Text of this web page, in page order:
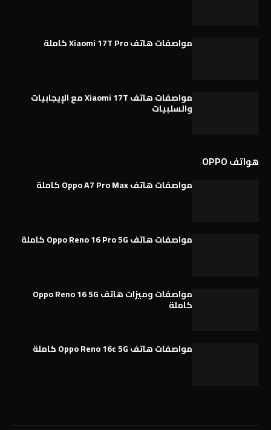
مواصفات هاتف Xiaomi 17T Pro كاملة
مواصفات هاتف Xiaomi 17T مع الإيجابيات
والسلبيات
هواتف OPPO
مواصفات هاتف Oppo A7 Pro Max كاملة
مواصفات هاتف Oppo Reno 16 Pro 5G كاملة
مواصفات وميزات هاتف Oppo Reno 16 5G
كاملة
مواصفات هاتف Oppo Reno 16c 5G كاملة